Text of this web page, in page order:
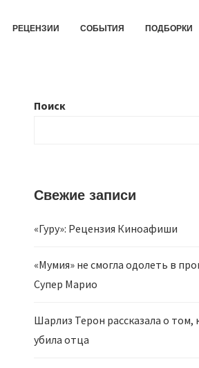
РЕЦЕНЗИИ СОБЫТИЯ ПОДБОРКИ
Поиск
Свежие записи
«Гуру»: Рецензия Киноафиши
«Мумия» не смогла одолеть в
Супер Марио
Шарлиз Терон рассказала о том,
убила отца